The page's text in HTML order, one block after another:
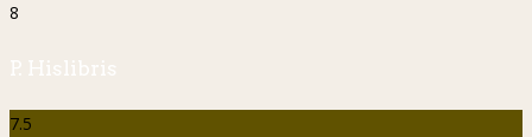
8
P. Hislibris
7.5